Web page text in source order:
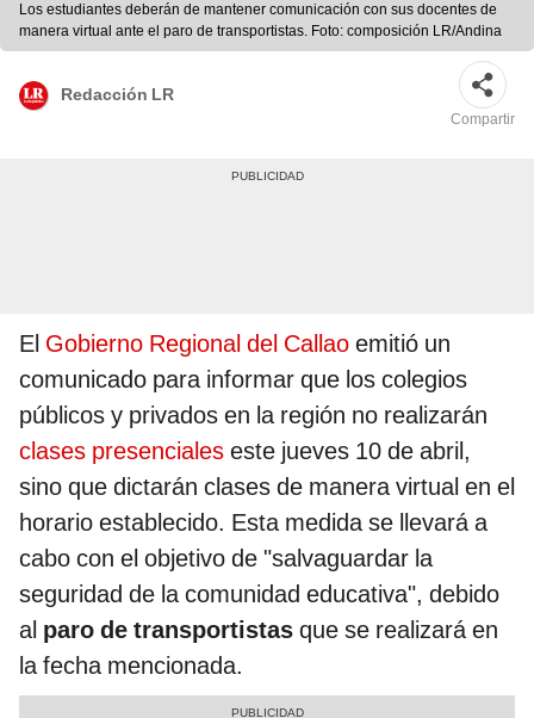
Los estudiantes deberán de mantener comunicación con sus docentes de
manera virtual ante el paro de transportistas. Foto: composición LR/Andina
Redacción LR
Compartir
El Gobierno Regional del Callao emitió un
comunicado para informar que los colegios
públicos y privados en la región no realizarán
clases presenciales este jueves 10 de abril,
sino que dictarán clases de manera virtual en el
horario establecido. Esta medida se llevará a
cabo con el objetivo de "salvaguardar la
seguridad de la comunidad educativa", debido
al paro de transportistas que se realizará en
la fecha mencionada.